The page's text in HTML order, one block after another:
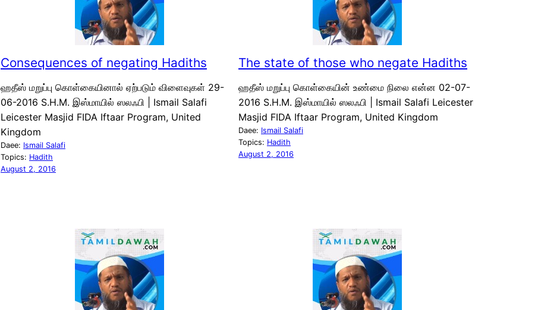
Consequences of negating Hadiths
ஹதீஸ் மறுப்பு கொள்கையினால் ஏற்படும் விளைவுகள் 29-
06-2016 S.H.M. இஸ்மாயில் ஸலஃபி | Ismail Salafi
Leicester Masjid FIDA Iftaar Program, United
Kingdom
Daee: Ismail Salafi
Topics: Hadith
August 2, 2016
The state of those who negate Hadiths
ஹதீஸ் மறுப்பு கொள்கையின் உண்மை நிலை என்ன 02-07-
2016 S.H.M. இஸ்மாயில் ஸலஃபி | Ismail Salafi Leicester
Masjid FIDA Iftaar Program, United Kingdom
Daee: Ismail Salafi
Topics: Hadith
August 2, 2016